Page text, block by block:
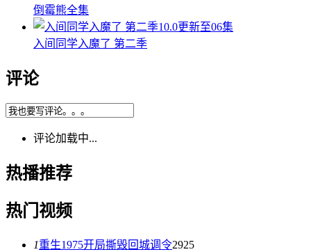
倒霉熊全集
10.0更新至06集
入间同学入魔了 第二季
评论
评论加载中...
热播推荐
热门视频
1重生1975开局撕毁回城调令2925